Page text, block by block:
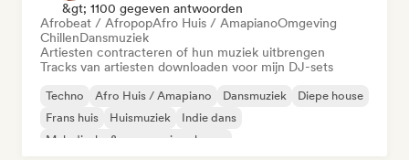
&gt; 1100 gegeven antwoorden
Afrobeat / AfropopAfro Huis / AmapianoOmgeving
ChillenDansmuziek
Artiesten contracteren of hun muziek uitbrengen
Tracks van artiesten downloaden voor mijn DJ-sets
Techno Afro Huis / Amapiano Dansmuziek
Diepe house
Frans huis
Huismuziek
Indie dans
Melodische & progressieve house